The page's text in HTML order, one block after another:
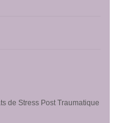
de Stress Post Traumatique